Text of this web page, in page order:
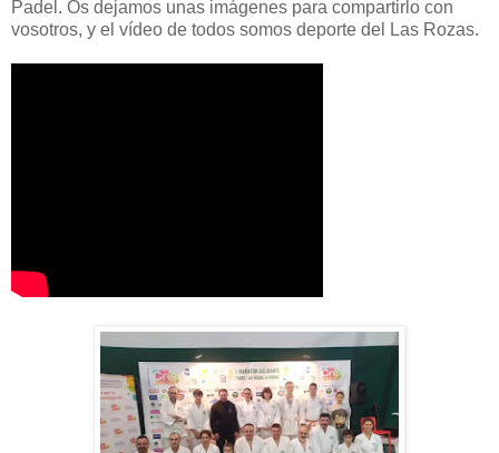
Padel. Os dejamos unas imágenes para compartirlo con
vosotros, y el vídeo de todos somos deporte del Las Rozas.